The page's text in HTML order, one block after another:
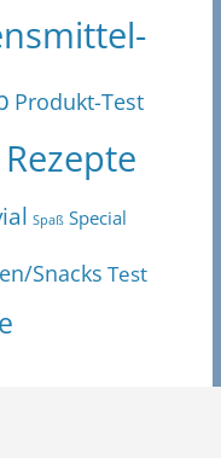
Produkt-Test
Rezepte
Spaß Special
Snacks Test